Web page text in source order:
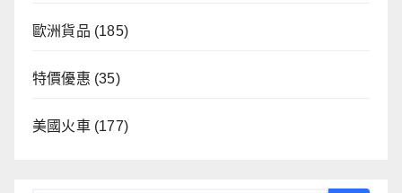
歐洲貨品 (185)
特價優惠 (35)
美國火車(177)